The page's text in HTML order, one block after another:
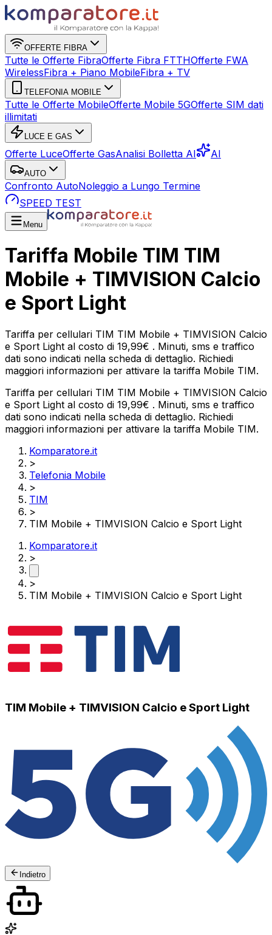
OFFERTE FIBRA
Tutte le Offerte FibraOfferte Fibra FTTHOfferte FWA
WirelessFibra + Piano MobileFibra + TV
TELEFONIA MOBILE
Tutte le Offerte MobileOfferte Mobile 5GOfferte SIM dati
illimitati
LUCE E GAS
Offerte LuceOfferte GasAnalisi Bolletta AI AI
AUTO
Confronto AutoNoleggio a Lungo Termine
SPEED TEST
Menu
Tariffa Mobile TIM TIM
Mobile + TIMVISION Calcio
e Sport Light
Tariffa per cellulari TIM TIM Mobile + TIMVISION Calcio
e Sport Light al costo di 19,99€ . Minuti, sms e traffico
dati sono indicati nella scheda di dettaglio. Richiedi
maggiori informazioni per attivare la tariffa Mobile TIM.
Tariffa per cellulari TIM TIM Mobile + TIMVISION Calcio
e Sport Light al costo di 19,99€ . Minuti, sms e traffico
dati sono indicati nella scheda di dettaglio. Richiedi
maggiori informazioni per attivare la tariffa Mobile TIM.
Komparatore.it
>
Telefonia Mobile
>
TIM
>
TIM Mobile + TIMVISION Calcio e Sport Light
Komparatore.it
>
>
TIM Mobile + TIMVISION Calcio e Sport Light
TIM Mobile + TIMVISION Calcio e Sport Light
Indietro